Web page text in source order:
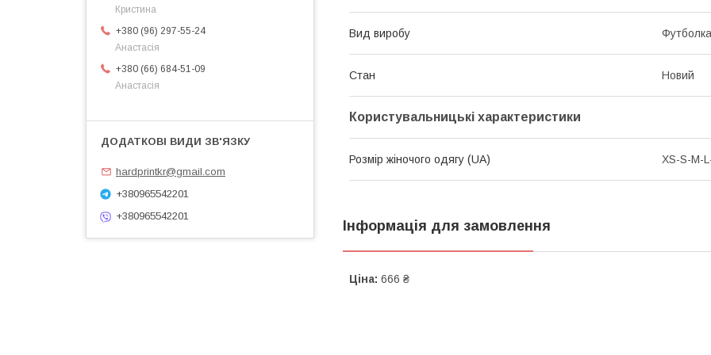
Вид виробу Футболка
Стан Новий
Користувальницькі характеристики
Розмір жіночого одягу (UA) XS-S-M-
Інформація для замовлення
Ціна: 666 ₴
Кристина
+380 (96) 297-55-24
Анастасія
+380 (66) 684-51-09
Анастасія
hardprintkr@gmail.com
+380965542201
+380965542201